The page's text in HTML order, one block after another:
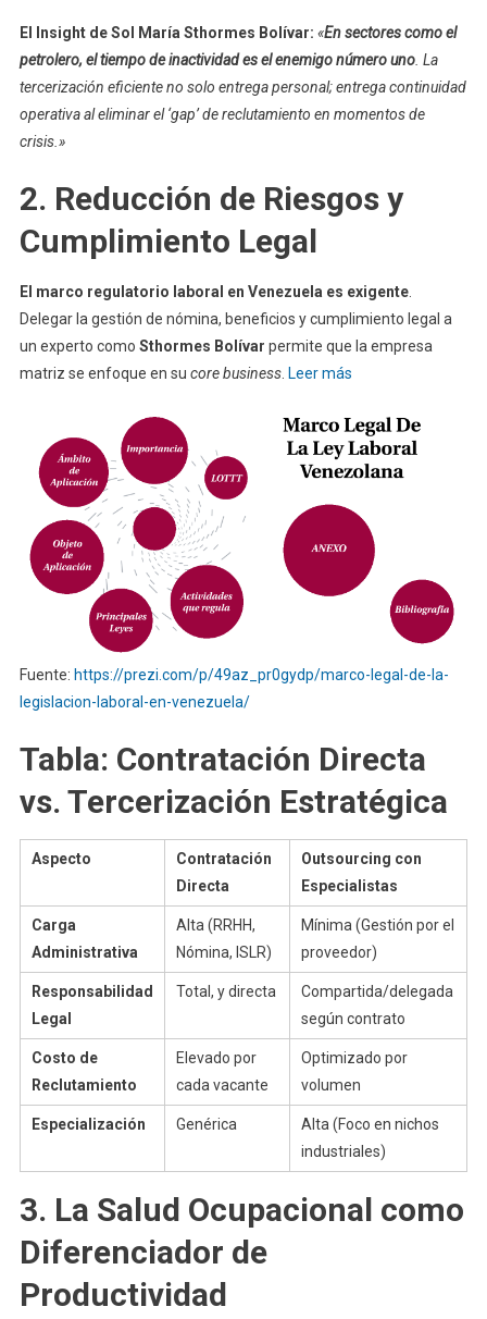
El Insight de Sol María Sthormes Bolívar: «En sectores como el
petrolero, el tiempo de inactividad es el enemigo número uno. La
tercerización eficiente no solo entrega personal; entrega continuidad
operativa al eliminar el ‘gap’ de reclutamiento en momentos de
crisis.»
2. Reducción de Riesgos y
Cumplimiento Legal
El marco regulatorio laboral en Venezuela es exigente.
Delegar la gestión de nómina, beneficios y cumplimiento legal a
un experto como Sthormes Bolívar permite que la empresa
matriz se enfoque en su core business. Leer más
Fuente: https://prezi.com/p/49az_pr0gydp/marco-legal-de-la-
legislacion-laboral-en-venezuela/
Tabla: Contratación Directa
vs. Tercerización Estratégica
Aspecto
Contratación
Directa
Outsourcing con
Especialistas
Carga
Administrativa
Alta (RRHH,
Nómina, ISLR)
Mínima (Gestión por el
proveedor)
Responsabilidad
Legal
Total, y directa
Compartida/delegada
según contrato
Costo de
Reclutamiento
Elevado por
cada vacante
Optimizado por
volumen
Especialización Genérica
Alta (Foco en nichos
industriales)
3. La Salud Ocupacional como
Diferenciador de
Productividad